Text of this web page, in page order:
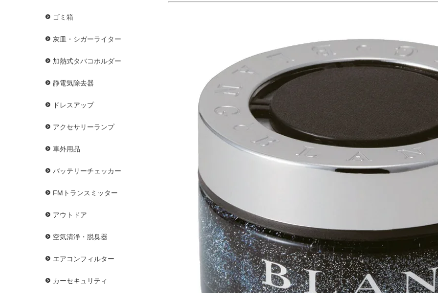
ゴミ箱
灰皿・シガーライター
加熱式タバコホルダー
静電気除去器
ドレスアップ
アクセサリーランプ
車外用品
バッテリーチェッカー
FMトランスミッター
アウトドア
空気清浄・脱臭器
エアコンフィルター
カーセキュリティ